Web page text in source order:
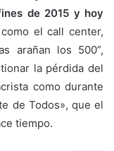
de 2015 y hoy
el call center,
arañan los 500”,
la pérdida del
como durante
de Todos», que el
tiempo.